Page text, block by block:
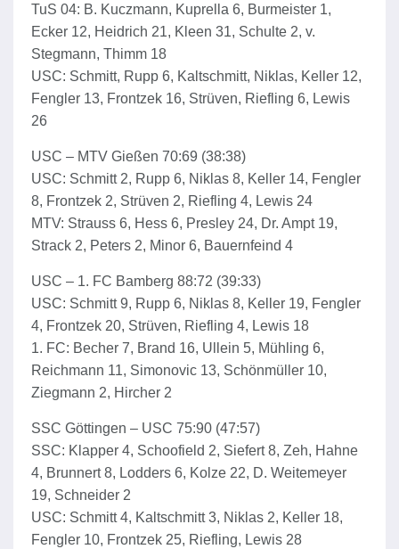
TuS 04: B. Kuczmann, Kuprella 6, Burmeister 1,
Ecker 12, Heidrich 21, Kleen 31, Schulte 2, v.
Stegmann, Thimm 18
USC: Schmitt, Rupp 6, Kaltschmitt, Niklas, Keller 12,
Fengler 13, Frontzek 16, Strüven, Riefling 6, Lewis
26
USC – MTV Gießen 70:69 (38:38)
USC: Schmitt 2, Rupp 6, Niklas 8, Keller 14, Fengler
8, Frontzek 2, Strüven 2, Riefling 4, Lewis 24
MTV: Strauss 6, Hess 6, Presley 24, Dr. Ampt 19,
Strack 2, Peters 2, Minor 6, Bauernfeind 4
USC – 1. FC Bamberg 88:72 (39:33)
USC: Schmitt 9, Rupp 6, Niklas 8, Keller 19, Fengler
4, Frontzek 20, Strüven, Riefling 4, Lewis 18
1. FC: Becher 7, Brand 16, Ullein 5, Mühling 6,
Reichmann 11, Simonovic 13, Schönmüller 10,
Ziegmann 2, Hircher 2
SSC Göttingen – USC 75:90 (47:57)
SSC: Klapper 4, Schoofield 2, Siefert 8, Zeh, Hahne
4, Brunnert 8, Lodders 6, Kolze 22, D. Weitemeyer
19, Schneider 2
USC: Schmitt 4, Kaltschmitt 3, Niklas 2, Keller 18,
Fengler 10, Frontzek 25, Riefling, Lewis 28